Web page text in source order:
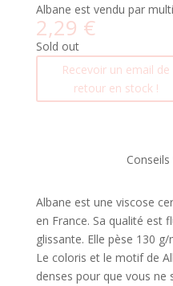
Albane est vendu par
2,29 €
Sold out
Recevoir un email de
retour en stock !
Albane est une viscose
en France. Sa qualité est
glissante. Elle pèse 130
Le coloris et le motif de
denses pour que vous ne